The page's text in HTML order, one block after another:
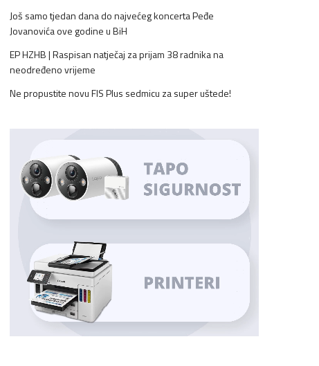
Još samo tjedan dana do najvećeg koncerta Peđe
Jovanovića ove godine u BiH
EP HZHB | Raspisan natječaj za prijam 38 radnika na
neodređeno vrijeme
Ne propustite novu FIS Plus sedmicu za super uštede!